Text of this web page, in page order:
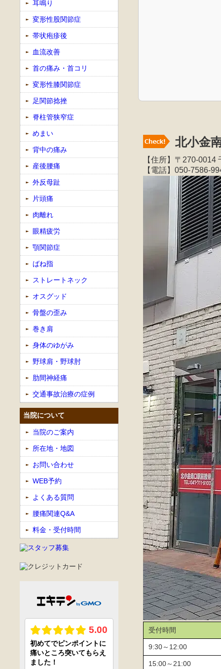
北小金
【住所】〒270-
【電話】050-7586-
受付時間
9:30～12:00
15:00～21:00
耳鳴り
変形性股関節症
帯状疱疹後
血流改善
首の痛み・首コリ
変形性膝関節症
足関節捻挫
脊柱管狭窄症
めまい
背中の痛み
産後腰痛
外反母趾
片頭痛
肉離れ
眼精疲労
顎関節症
ばね指
ストレートネック
オスグッド
骨盤の歪み
巻き肩
身体のゆがみ
野球肩・野球肘
肋間神経痛
交通事故治療の症例
当院について
当院のご案内
所在地・地図
お問い合わせ
WEB予約
よくある質問
腰痛関連Q&A
料金・受付時間